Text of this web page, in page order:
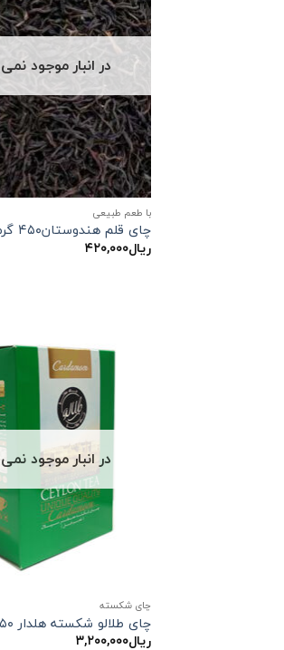
در انبار موجود
با طعم طبیعی
چای قلم هندوستان۴۵۰ گرمی
ریال۴۲۰,۰۰۰
در انبار موجود
چای شکسته
چای طلالو شکسته هلدار ۴۵۰ گرمی
ریال۳,۲۰۰,۰۰۰